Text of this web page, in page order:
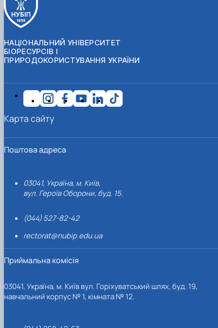
НАЦІОНАЛЬНИЙ УНІВЕРСИТЕТ
БІОРЕСУРСІВ І
ПРИРОДОКОРИСТУВАННЯ УКРАЇНИ
Поштова адреса
03041, Україна, м. Київ,
вул. Героїв Оборони, буд. 15.
(044) 527-82-42
rectorat@nubip.edu.ua
Приймальна комісія
03041, Україна, м. Київ вул. Горіхуватський шлях, буд. 19,
навчальний корпус № 1, кімната № 12.
Карта сайту